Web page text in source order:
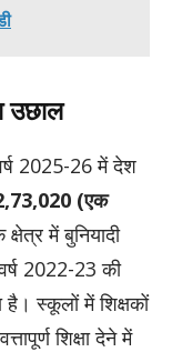
उछाल
2025-26 में देश
(एक
में बुनियादी
2022-23 की
है। स्कूलों में शिक्षकों
शिक्षा देने में